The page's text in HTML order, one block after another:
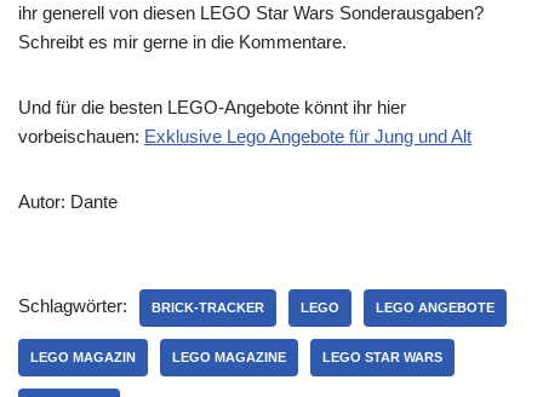
ihr generell von diesen LEGO Star Wars Sonderausgaben?
Schreibt es mir gerne in die Kommentare.
Und für die besten LEGO-Angebote könnt ihr hier
vorbeischauen: Exklusive Lego Angebote für Jung und Alt
Autor: Dante
Schlagwörter: BRICK-TRACKER LEGO LEGO ANGEBOTE
LEGO MAGAZIN LEGO MAGAZINE LEGO STAR WARS